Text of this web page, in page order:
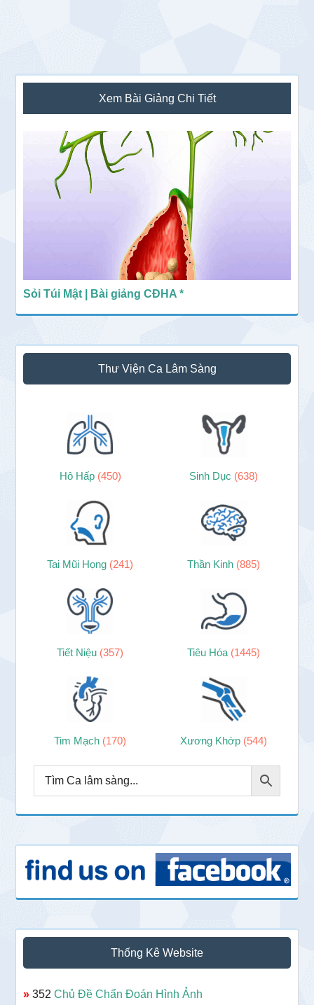
Sidebar
chính
Xem Bài Giảng Chi Tiết
Sỏi Túi Mật | Bài giảng CĐHA *
Thư Viện Ca Lâm Sàng
Hô Hấp (450) Sinh Dục (638)
Tai Mũi Họng (241) Thần Kinh (885)
Tiết Niệu (357) Tiêu Hóa (1445)
Tim Mạch (170) Xương Khớp (544)
Thống Kê Website
» 352Chủ Đề Chẩn Đoán Hình Ảnh